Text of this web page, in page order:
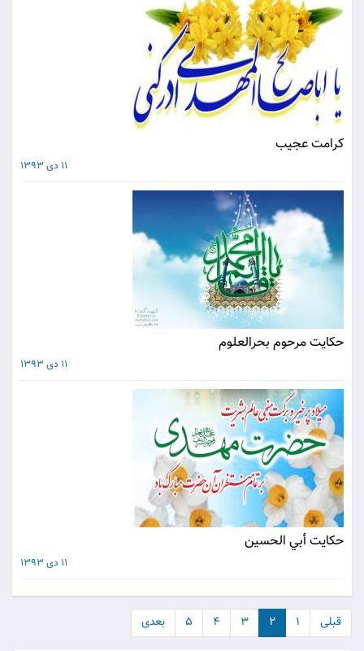
کرامت عجيب
11 دی 1393
حکايت مرحوم بحرالعلوم‏
11 دی 1393
حکايت أبي الحسين‏
11 دی 1393
قبلی ۱ ۲ ۳ ۴ ۵ بعدی